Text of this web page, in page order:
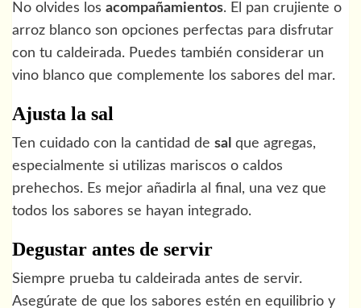
No olvides los acompañamientos. El pan crujiente o
arroz blanco son opciones perfectas para disfrutar
con tu caldeirada. Puedes también considerar un
vino blanco que complemente los sabores del mar.
Ajusta la sal
Ten cuidado con la cantidad de sal que agregas,
especialmente si utilizas mariscos o caldos
prehechos. Es mejor añadirla al final, una vez que
todos los sabores se hayan integrado.
Degustar antes de servir
Siempre prueba tu caldeirada antes de servir.
Asegúrate de que los sabores estén en equilibrio y